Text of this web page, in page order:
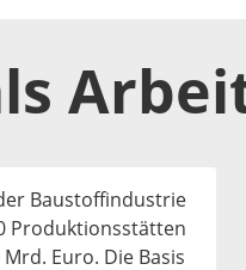
Baustoffindustrie
Produktionsstätten
Euro. Die Basis